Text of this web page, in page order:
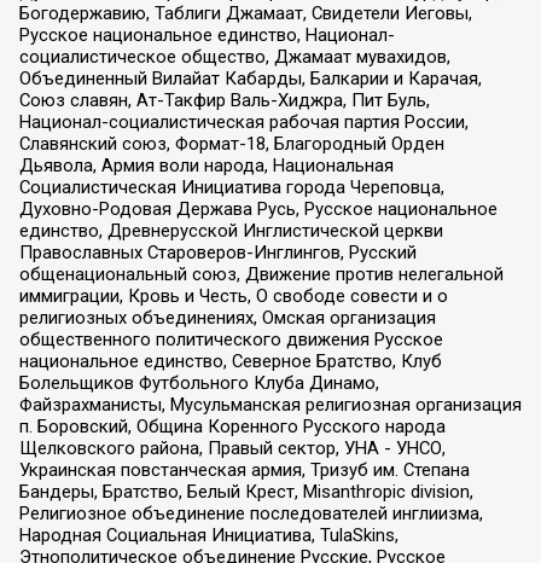
Богодержавию, Таблиги Джамаат, Свидетели Иеговы,
Русское национальное единство, Национал-
социалистическое общество, Джамаат мувахидов,
Объединенный Вилайат Кабарды, Балкарии и Карачая,
Союз славян, Ат-Такфир Валь-Хиджра, Пит Буль,
Национал-социалистическая рабочая партия России,
Славянский союз, Формат-18, Благородный Орден
Дьявола, Армия воли народа, Национальная
Социалистическая Инициатива города Череповца,
Духовно-Родовая Держава Русь, Русское национальное
единство, Древнерусской Инглистической церкви
Православных Староверов-Инглингов, Русский
общенациональный союз, Движение против нелегальной
иммиграции, Кровь и Честь, О свободе совести и о
религиозных объединениях, Омская организация
общественного политического движения Русское
национальное единство, Северное Братство, Клуб
Болельщиков Футбольного Клуба Динамо,
Файзрахманисты, Мусульманская религиозная организация
п. Боровский, Община Коренного Русского народа
Щелковского района, Правый сектор, УНА - УНСО,
Украинская повстанческая армия, Тризуб им. Степана
Бандеры, Братство, Белый Крест, Misanthropic division,
Религиозное объединение последователей инглиизма,
Народная Социальная Инициатива, TulaSkins,
Этнополитическое объединение Русские, Русское